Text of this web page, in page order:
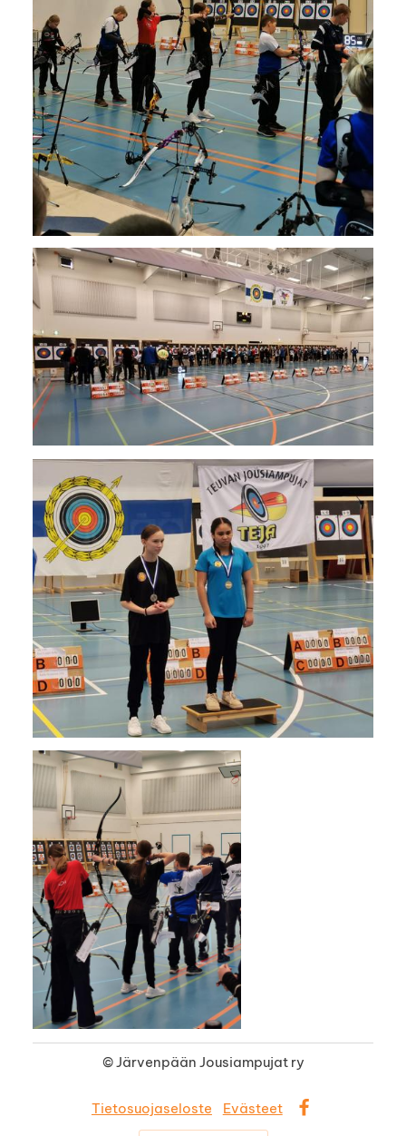
©Järvenpään Jousiampujat ry
Tietosuojaseloste
Evästeet